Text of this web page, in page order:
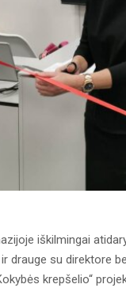
iškilmingai
drauge su direktore
krepšelio“